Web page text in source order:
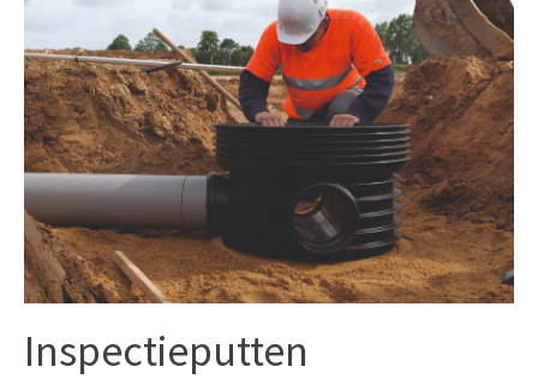
Inspectieputten